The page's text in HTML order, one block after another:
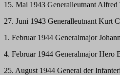
15. Mai 1943 Generalleutnant Alfred
27. Juni 1943 Generalleutnant Kurt
1. Februar 1944 Generalmajor
4. Februar 1944 Generalmajor Hero
25. August 1944 General der